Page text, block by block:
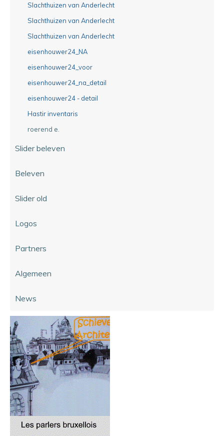
Slachthuizen van Anderlecht
Slachthuizen van Anderlecht
Slachthuizen van Anderlecht
eisenhouwer24_NA
eisenhouwer24_voor
eisenhouwer24_na_detail
eisenhouwer24 - detail
Hastir inventaris
roerend e.
Slider beleven
Beleven
Slider old
Logos
Partners
Algemeen
News